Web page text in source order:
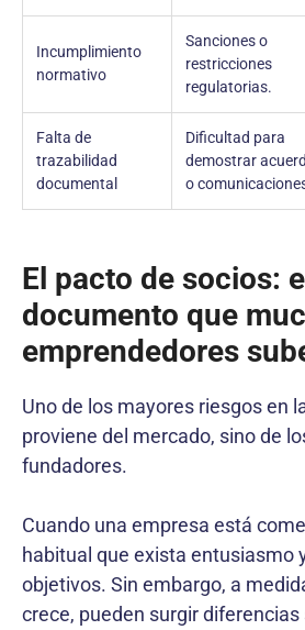
Incumplimiento
normativo
Sanciones o
restricciones
regulatorias.
Falta de
trazabilidad
documental
Dificultad para
demostrar
o
El pacto de socios:
documento que
emprendedores
Uno de los mayores riesgos en
proviene del mercado, sino de
fundadores.
Cuando una empresa está
habitual que exista entusiasmo
objetivos. Sin embargo, a
crece, pueden surgir